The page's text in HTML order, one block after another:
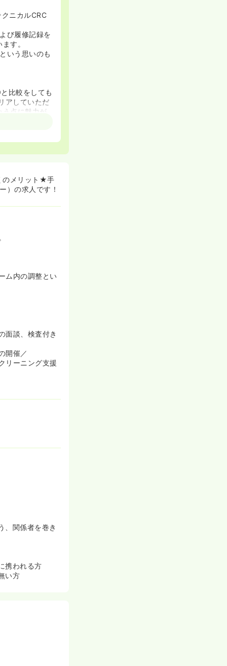
ニカルCRC
び履修記録を
す。
いう思いのも
比較をしても
アしていただ
う点に魅力が
入れていま
では、治験の
す。社員の
皆で力を合わ
大きく、過去
制では、メン
くいデメリッ
から疾患知識
っています。
ために、広い
ェンジにと
能な非常に子
いる方も多く
の積極的な登
| HAPPY
。
活動と女性
ンパクトが期
イントプレミ
験参加者にお
上がると言わ
のメリット★手
）の求人です！
ム内の調整とい
面談、検査付き
開催／
リーニング支援
、関係者を巻き
携われる方
い方